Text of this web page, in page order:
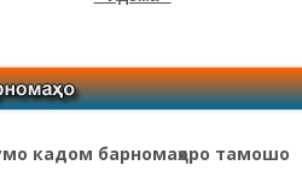
кадом барномаҳоро тамошо